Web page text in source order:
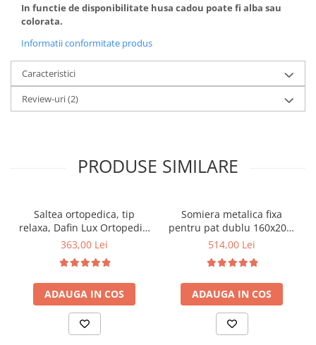
In functie de disponibilitate husa cadou poate fi alba sau
colorata.
Informatii conformitate produs
Caracteristici
Review-uri(2)
PRODUSE SIMILARE
Saltea ortopedica, tip
relaxa, Dafin Lux Ortopedic,
90x200x21cm, fermitate
tip Bonell, fata vara-iarna,
sistem de aerisire cu
butoni, Salt Confort
363,00 Lei
ADAUGA IN COS
Somiera metalica fixa
pentru pat dublu 160x200,
6 picioare, 32 lamele lemn
saltea ferm, negru
514,00 Lei
ADAUGA IN COS